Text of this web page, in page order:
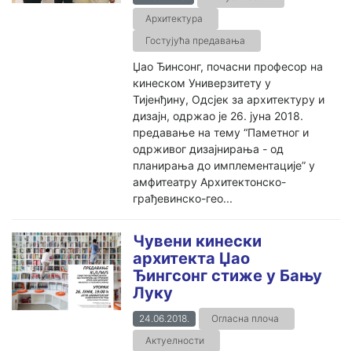
Архитектура
Гостујућа предавања
Џао Ђинсонг, почасни професор на
кинеском Универзитету у
Тијенђину, Одсјек за архитектуру и
дизајн, одржао је 26. јуна 2018.
предавање на тему “Паметног и
одрживог дизајнирања - од
планирања до имплементације” у
амфитеатру Архитектонско-
грађевинско-гео...
Чувени кинески
архитекта Џао
Ђингсонг стиже у Бању
Луку
24.06.2018.
Огласна плоча
Актуелности